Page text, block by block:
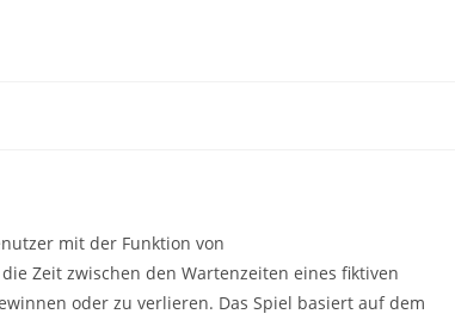
mit der Funktion von
Zeit zwischen den Wartenzeiten eines fiktiven
oder zu verlieren. Das Spiel basiert auf dem